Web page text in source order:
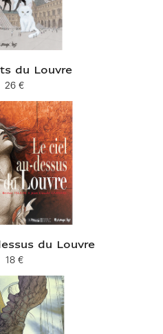
du Louvre
​​actuel
26 €
du Louvre
​​actuel
18 €